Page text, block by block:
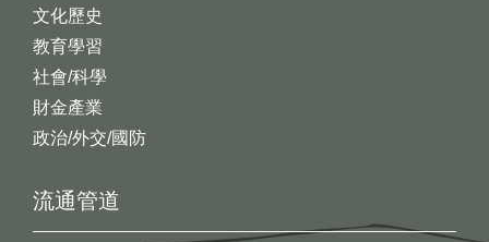
文化歷史
教育學習
社會/科學
財金產業
政治/外交/國防
流通管道